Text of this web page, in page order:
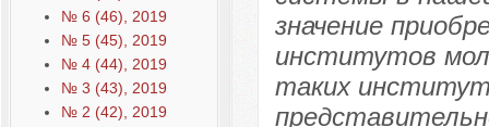
№ 6 (46), 2019
№ 5 (45), 2019
№ 4 (44), 2019
№ 3 (43), 2019
№ 2 (42), 2019
значение
институтов
таких